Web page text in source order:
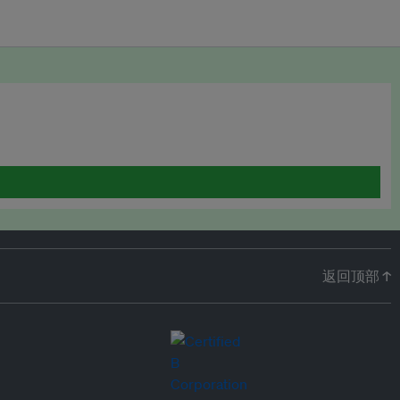
返回顶部 ↑